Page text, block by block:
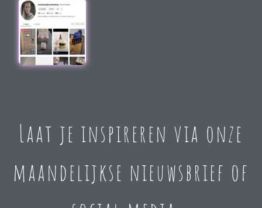
Laat je inspireren via onze
maandelijkse nieuwsbrief of